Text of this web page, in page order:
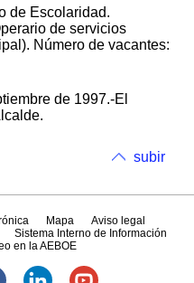
de Escolaridad.
de servicios
Número de vacantes:
de 1997.-El
subir
Mapa
Aviso legal
Sistema Interno de Información
en la AEBOE